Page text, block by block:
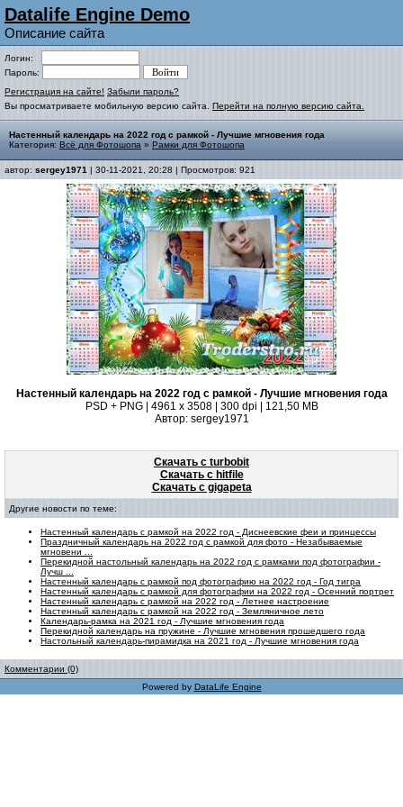
Datalife Engine Demo
Описание сайта
Логин:
Пароль:
Регистрация на сайте! Забыли пароль?
Вы просматриваете мобильную версию сайта. Перейти на полную версию сайта.
Настенный календарь на 2022 год с рамкой - Лучшие мгновения года
Категория: Всё для Фотошопа » Рамки для Фотошопа
автор: sergey1971 | 30-11-2021, 20:28 | Просмотров: 921
Настенный календарь на 2022 год с рамкой - Лучшие мгновения года
PSD + PNG | 4961 x 3508 | 300 dpi | 121,50 MB
Автор: sergey1971
Скачать с turbobit
Скачать с hitfile
Скачать с gigapeta
Другие новости по теме:
Настенный календарь с рамкой на 2022 год - Диснеевские феи и принцессы
Праздничный календарь на 2022 год с рамкой для фото - Незабываемые
мгновени ...
Перекидной настольный календарь на 2022 год с рамками под фотографии -
Лучш ...
Настенный календарь с рамкой под фотографию на 2022 год - Год тигра
Настенный календарь с рамкой для фотографии на 2022 год - Осенний портрет
Настенный календарь с рамкой на 2022 год - Летнее настроение
Настенный календарь с рамкой на 2022 год - Земляничное лето
Календарь-рамка на 2021 год - Лучшие мгновения года
Перекидной календарь на пружине - Лучшие мгновения прошедшего года
Настольный календарь-пирамидка на 2021 год - Лучшие мгновения года
Комментарии (0)
Powered by DataLife Engine